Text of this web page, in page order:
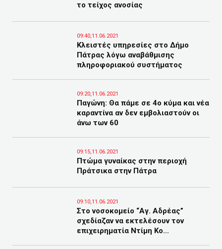
το τείχος ανοσίας
09:40,11.06.2021
Κλειστές υπηρεσίες στο Δήμο
Πάτρας λόγω αναβάθμισης
πληροφοριακού συστήματος
09:20,11.06.2021
Παγώνη: Θα πάμε σε 4ο κύμα και νέα
καραντίνα αν δεν εμβολιαστούν οι
άνω των 60
09:15,11.06.2021
Πτώμα γυναίκας στην περιοχή
Πράτσικα στην Πάτρα
09:10,11.06.2021
Στο νοσοκομείο “Αγ. Αδρέας”
σχεδίαζαν να εκτελέσουν τον
επιχειρηματία Ντίμη Κο...